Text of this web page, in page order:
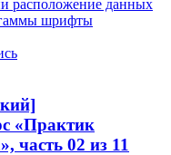
расположение данных
шрифты
«Практик
часть 02 из 11